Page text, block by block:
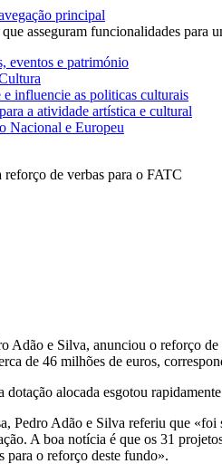
principal
asseguram funcionalidades para
eventos e património
e influencie as politicas culturais
a atividade artística e cultural
Nacional e Europeu
de verbas para o FATC
Adão e Silva, anunciou o reforço de
de 46 milhões de euros,
dotação alocada esgotou
Pedro Adão e Silva referiu que
A boa notícia é que os 31
para o reforço deste fundo».